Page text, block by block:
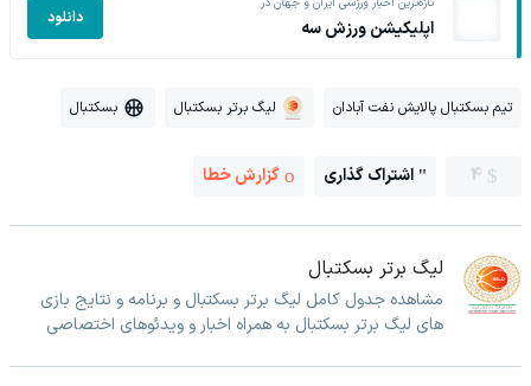
اپلیکیشن ورزش سه دانلود
تیم بسکتبال پالایش نفت آبادان لیگ برتر بسکتبال بسکتبال
4 اشتراک گذاری گزارش خطا
لیگ برتر بسکتبال
مشاهده جدول کامل لیگ برتر بسکتبال و برنامه و نتایج بازی
های لیگ برتر بسکتبال به همراه اخبار و ویدئوهای اختصاصی